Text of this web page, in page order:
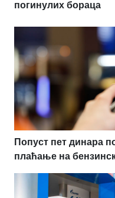
погинулих бораца
Попуст пет динара
плаћање на